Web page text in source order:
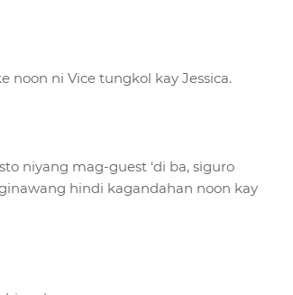
noon ni Vice tungkol kay Jessica.
niyang mag-guest ‘di ba, siguro
hindi kagandahan noon kay